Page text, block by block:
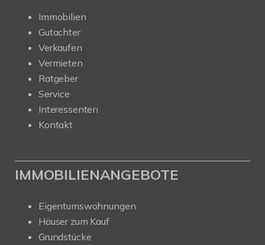
Immobilien
Gutachter
Verkaufen
Vermieten
Ratgeber
Service
Interessenten
Kontakt
IMMOBILIENANGEBOTE
Eigentumswohnungen
Häuser zum Kauf
Grundstücke